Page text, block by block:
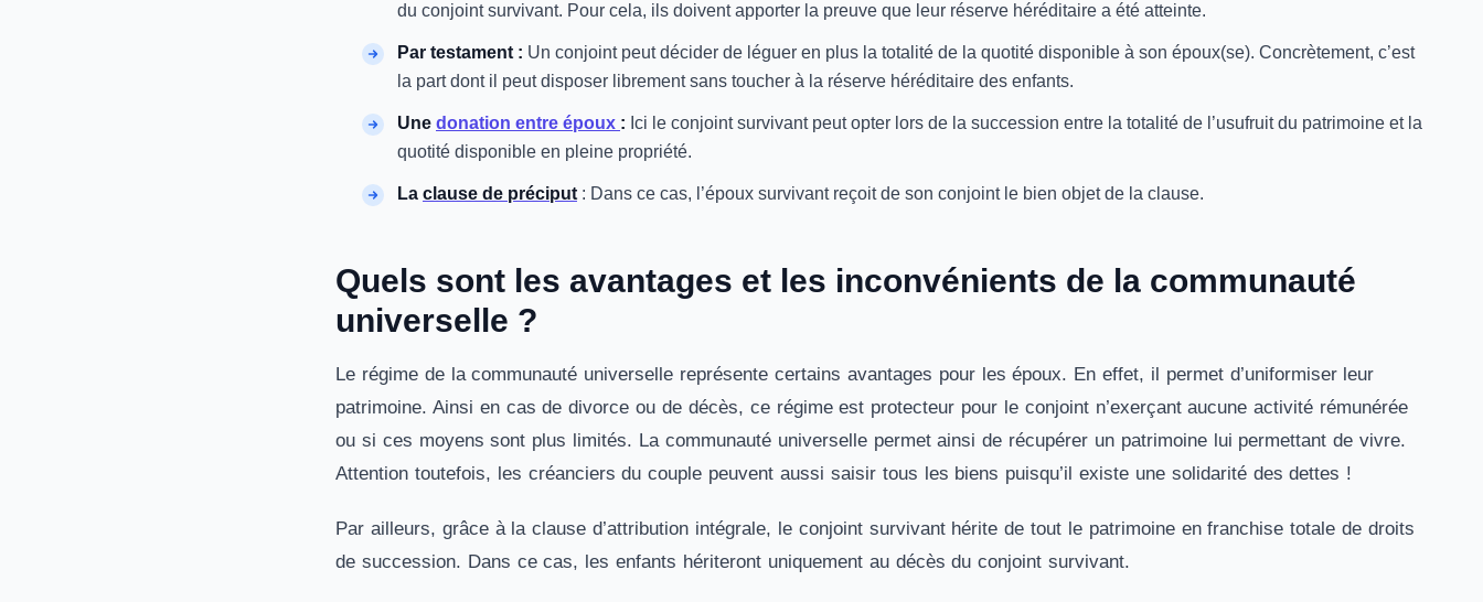
du conjoint survivant. Pour cela, ils doivent apporter la preuve que leur réserve héréditaire a été atteinte.
Par testament : Un conjoint peut décider de léguer en plus la totalité de la quotité disponible à son époux(se). Concrètement, c’est
la part dont il peut disposer librement sans toucher à la réserve héréditaire des enfants.
Une donation entre époux : Ici le conjoint survivant peut opter lors de la succession entre la totalité de l’usufruit du patrimoine et la
quotité disponible en pleine propriété.
La clause de préciput : Dans ce cas, l’époux survivant reçoit de son conjoint le bien objet de la clause.
Quels sont les avantages et les inconvénients de la communauté
universelle ?
Le régime de la communauté universelle représente certains avantages pour les époux. En effet, il permet d’uniformiser leur
patrimoine. Ainsi en cas de divorce ou de décès, ce régime est protecteur pour le conjoint n’exerçant aucune activité rémunérée
ou si ces moyens sont plus limités. La communauté universelle permet ainsi de récupérer un patrimoine lui permettant de vivre.
Attention toutefois, les créanciers du couple peuvent aussi saisir tous les biens puisqu’il existe une solidarité des dettes !
Par ailleurs, grâce à la clause d’attribution intégrale, le conjoint survivant hérite de tout le patrimoine en franchise totale de droits
de succession. Dans ce cas, les enfants hériteront uniquement au décès du conjoint survivant.